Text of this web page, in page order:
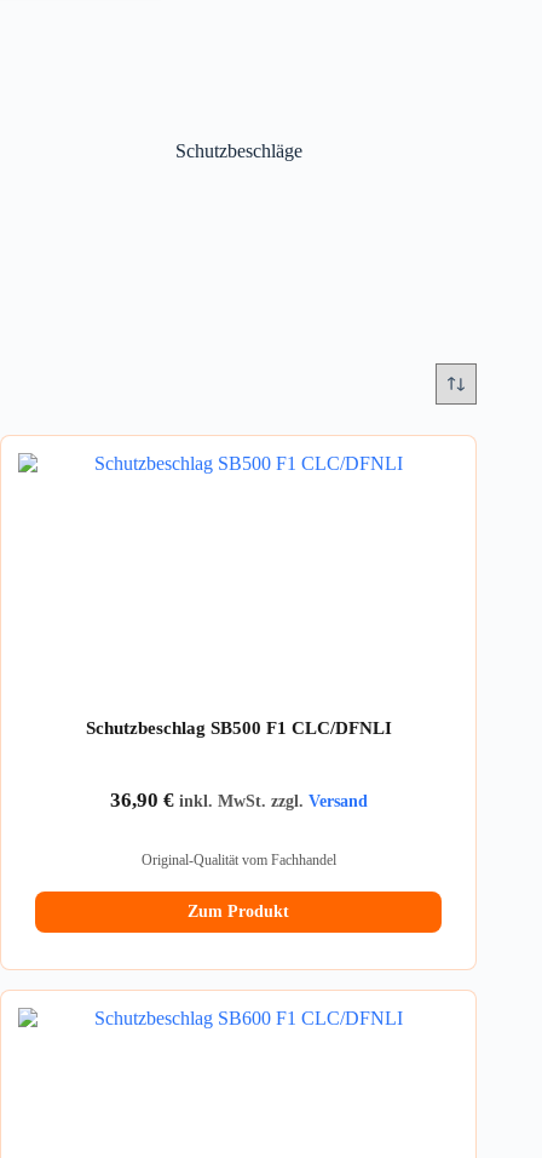
Schutzbeschläge
Schutzbeschlag SB500 F1 CLC/DFNLI
36,90 € inkl. MwSt. zzgl. Versand
Original-Qualität vom Fachhandel
Zum Produkt